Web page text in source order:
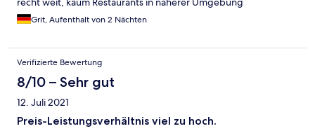
few miles to the south at Grande Motte and Le Grau-de-Roi -
good free Wifi internet connection - climate control in lounge -
supermarkets just a short 2-3 min drive north (Lidl, Intermarché,
Super-U). October weather and temperature of 21c-28c was
at other Odalys sites.
Grit, Aufenthalt von 2 Nächten
Verifizierte Bewertung
8/10 – Sehr gut
12. Juli 2021
Preis-Leistungsverhältnis viel zu hoch.